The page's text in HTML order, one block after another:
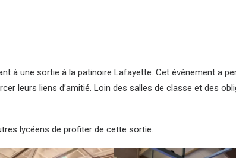
à une sortie à la patinoire Lafayette. Cet événement a
leurs liens d’amitié. Loin des salles de classe et des
lycéens de profiter de cette sortie.